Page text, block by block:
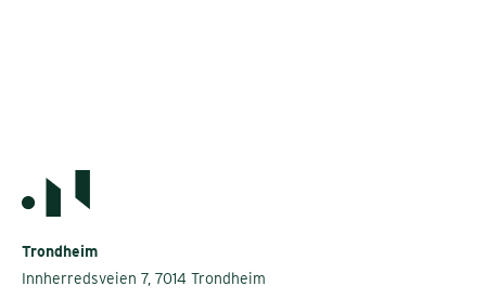
Trondheim
Innherredsveien 7, 7014 Trondheim